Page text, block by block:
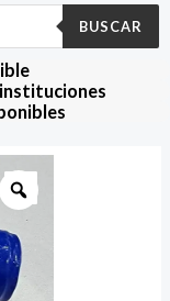
BUSCAR